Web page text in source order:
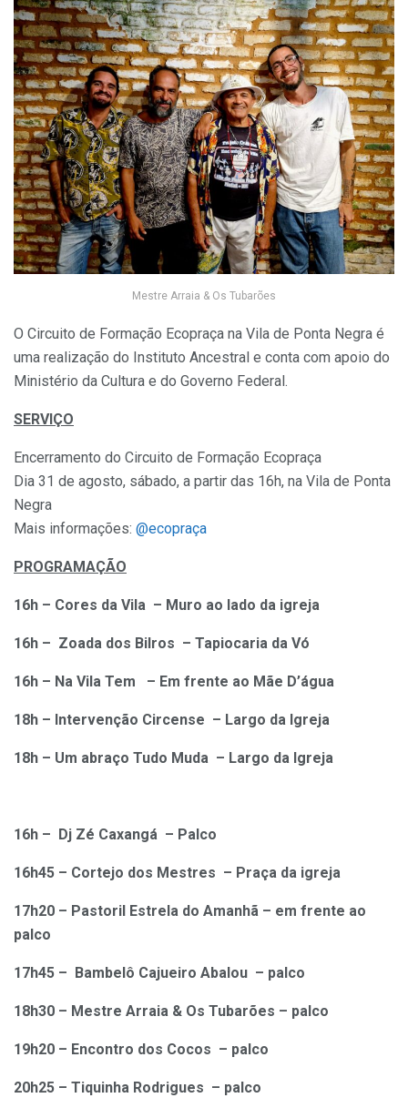
Mestre Arraia & Os Tubarões
O Circuito de Formação Ecopraça na Vila de Ponta Negra é
uma realização do Instituto Ancestral e conta com apoio do
Ministério da Cultura e do Governo Federal.
SERVIÇO
Encerramento do Circuito de Formação Ecopraça
Dia 31 de agosto, sábado, a partir das 16h, na Vila de Ponta
Negra
Mais informações: @ecopraça
PROGRAMAÇÃO
16h – Cores da Vila – Muro ao lado da igreja
16h – Zoada dos Bilros – Tapiocaria da Vó
16h – Na Vila Tem – Em frente ao Mãe D’água
18h – Intervenção Circense – Largo da Igreja
18h – Um abraço Tudo Muda – Largo da Igreja
16h – Dj Zé Caxangá – Palco
16h45 – Cortejo dos Mestres – Praça da igreja
17h20 – Pastoril Estrela do Amanhã – em frente ao
palco
17h45 – Bambelô Cajueiro Abalou – palco
18h30 – Mestre Arraia & Os Tubarões – palco
19h20 – Encontro dos Cocos – palco
20h25 – Tiquinha Rodrigues – palco